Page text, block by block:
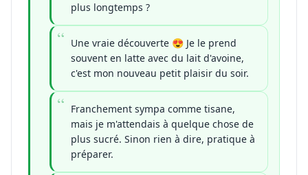
plus longtemps ?
Une vraie découverte 😍 Je le prend
souvent en latte avec du lait d'avoine,
c'est mon nouveau petit plaisir du soir.
Franchement sympa comme tisane,
mais je m'attendais à quelque chose de
plus sucré. Sinon rien à dire, pratique à
préparer.